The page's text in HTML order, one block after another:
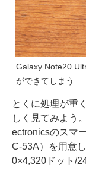
Galaxy Note20
ができてしまう
とくに処理が重
しく見てみよう
ectronicsのスマ
C-53A）を用意
0×4,320ドット/